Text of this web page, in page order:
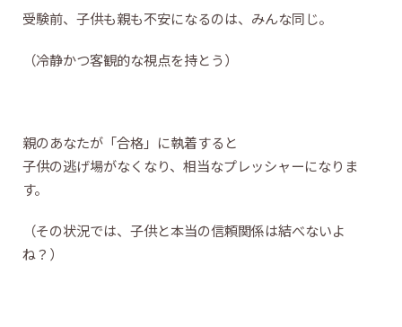
受験前、子供も親も不安になるのは、みんな同じ。
（冷静かつ客観的な視点を持とう）
親のあなたが「合格」に執着すると
子供の逃げ場がなくなり、相当なプレッシャーになりま
す。
（その状況では、子供と本当の信頼関係は結べないよ
ね？）